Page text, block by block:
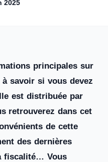
2025
principales sur
savoir si vous devez
est distribuée par
retrouverez dans cet
de cette
des dernières
fiscalité… Vous